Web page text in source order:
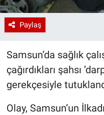
Paylaş
Samsun’da sağlık
çağırdıkları şahsı
gerekçesiyle
Olay, Samsun’un